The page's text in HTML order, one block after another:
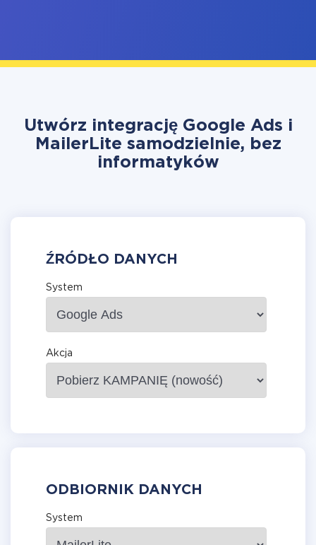
Utwórz integrację Google Ads i
MailerLite samodzielnie, bez
informatyków
ŹRÓDŁO DANYCH
System
Akcja
ODBIORNIK DANYCH
System